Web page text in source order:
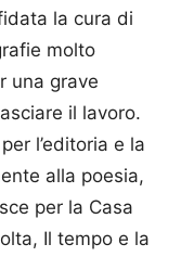
la cura di
molto
una grave
il lavoro.
l’editoria e la
alla poesia,
per la Casa
Il tempo e la